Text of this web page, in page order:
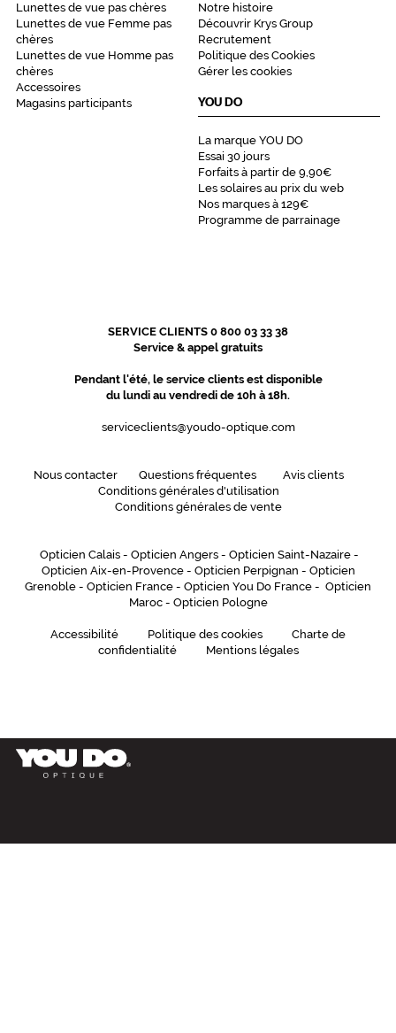
Lunettes de vue pas chères
Lunettes de vue Femme pas
chères
Lunettes de vue Homme pas
chères
Accessoires
Magasins participants
Notre histoire
Découvrir Krys Group
Recrutement
Politique des Cookies
Gérer les cookies
YOU DO
La marque YOU DO
Essai 30 jours
Forfaits à partir de 9,90€
Les solaires au prix du web
Nos marques à 129€
Programme de parrainage
SERVICE CLIENTS 0 800 03 33 38
Service & appel gratuits
Pendant l'été, le service clients est disponible
du lundi au vendredi de 10h à 18h.
serviceclients@youdo-optique.com
Nous contacter Questions fréquentes
Avis clients
Conditions générales d'utilisation
Conditions générales de vente
Opticien Calais - Opticien Angers - Opticien Saint-Nazaire -
Opticien Aix-en-Provence- Opticien Perpignan - Opticien
Grenoble - Opticien France - Opticien You Do France - Opticien
Maroc- Opticien Pologne
Accessibilité Politique des cookies
Charte de
confidentialité
Mentions légales